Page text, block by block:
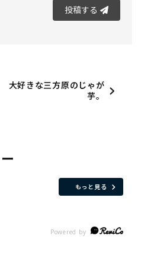
投稿する
大好きな三方原のじゃが
芋。
もっと見る